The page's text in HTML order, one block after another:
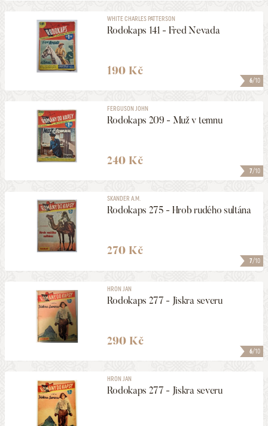
6/10
WHITE CHARLES PATTERSON
Rodokaps 141 - Fred Nevada
190 Kč
7/10
FERGUSON JOHN
Rodokaps 209 - Muž v temnu
240 Kč
7/10
SKANDER A.M.
Rodokaps 275 - Hrob rudého sultána
270 Kč
6/10
HRON JAN
Rodokaps 277 - Jiskra severu
290 Kč
HRON JAN
Rodokaps 277 - Jiskra severu